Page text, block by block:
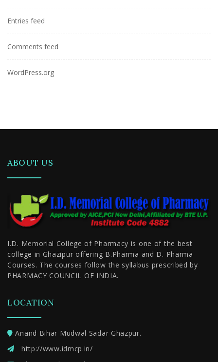
Entries feed
Comments feed
WordPress.org
ABOUT US
I.D. Memorial College of Pharmacy is one of the best
college in Ghazipur offering B.Pharma and D. Pharma
Courses. The courses follow the syllabus prescribed by
PHARMACY COUNCIL OF INDIA.
LOCATION
Anand Bihar Mudwal Sadar Ghazpur.
http://www.idmcp.in/